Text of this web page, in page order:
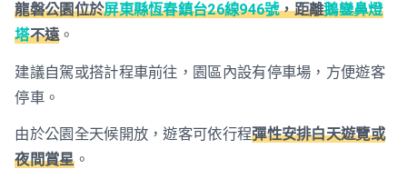
龍磐公園位於屏東縣恆春鎮台26線946號，距離鵝鑾鼻燈
塔不遠。
建議自駕或搭計程車前往，園區內設有停車場，方便遊客
停車。
由於公園全天候開放，遊客可依行程彈性安排白天遊覽或
夜間賞星。